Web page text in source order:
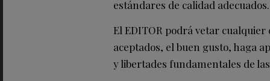
estándares de calidad adecuados.
El EDITOR podrá vetar
aceptados, el buen gusto, haga
y libertades fundamentales de